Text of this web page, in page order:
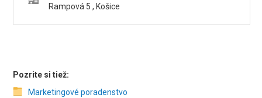
Rampová 5 , Košice
Pozrite si tiež:
Marketingové poradenstvo